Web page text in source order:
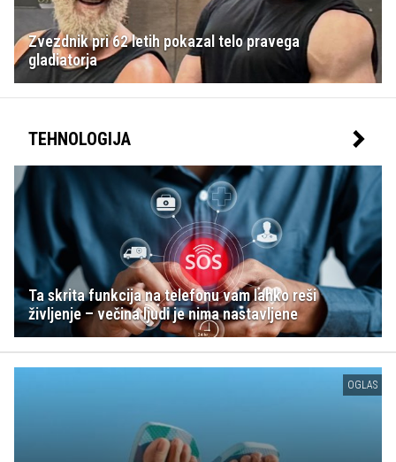
Zvezdnik pri 62 letih pokazal telo pravega
gladiatorja
TEHNOLOGIJA
Ta skrita funkcija na telefonu vam lahko reši
življenje – večina ljudi je nima nastavljene
OGLAS